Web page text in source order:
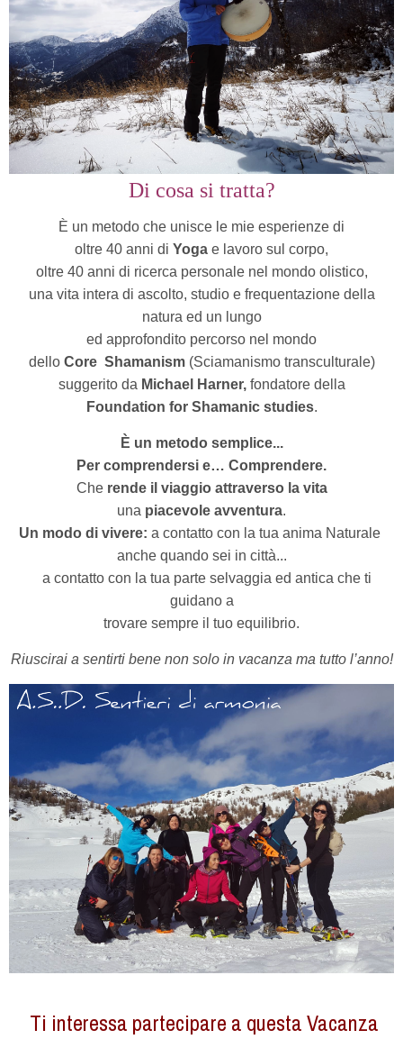
Di cosa si tratta?
È un metodo che unisce le mie esperienze di
oltre 40 anni di Yoga e lavoro sul corpo,
oltre 40 anni di ricerca personale nel mondo olistico,
una vita intera di ascolto, studio e frequentazione della
natura ed un lungo
ed approfondito percorso nel mondo
delloCore Shamanism (Sciamanismo transculturale)
suggerito da Michael Harner, fondatore della
Foundation for Shamanic studies.
È un metodo semplice...
Per comprendersi e… Comprendere.
Che rende il viaggio attraverso la vita
una piacevole avventura.
Un modo di vivere: a contatto con la tua anima Naturale
anche quando sei in città...
a contatto con la tua parte selvaggia ed antica che ti
guidano a
trovare sempre il tuo equilibrio.
Riuscirai a sentirti bene non solo in vacanza ma tutto l’anno!
Ti interessa partecipare a questa Vacanza